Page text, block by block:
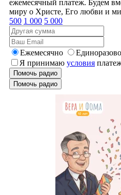
ежемесячный платеж. Будем
миру о Христе, Его любви и
500 1 000 5 000
Ежемесячно
Единоразово
Я принимаю условия
Помочь радио
Помочь радио